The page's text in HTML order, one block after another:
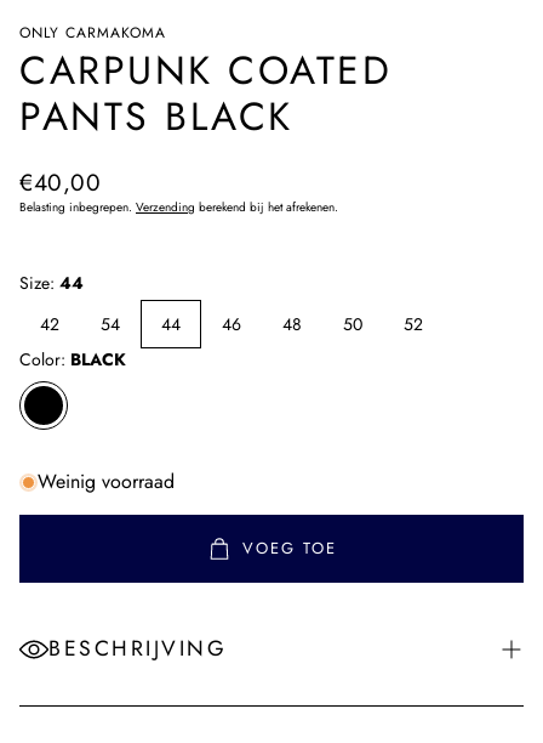
ONLY CARMAKOMA
CARPUNK COATED
PANTS BLACK
Normale
prijs
€40,00
Belasting inbegrepen. Verzending berekend bij het afrekenen.
Size: 44
42
54 44 46 48 50
52
Color: BLACK
Weinig voorraad
VOEG TOE
BESCHRIJVING